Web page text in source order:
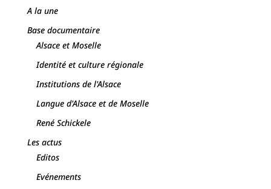
A la une
Base documentaire
Alsace et Moselle
Identité et culture régionale
Institutions de l'Alsace
Langue d'Alsace et de Moselle
René Schickele
Les actus
Editos
Evénements